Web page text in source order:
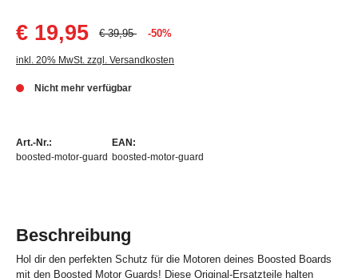
€ 19,95
€ 39,95 -50%
inkl. 20% MwSt. zzgl. Versandkosten
Nicht mehr verfügbar
Art.-Nr.:
boosted-motor-guard
EAN:
boosted-motor-guard
Beschreibung
Hol dir den perfekten Schutz für die Motoren deines Boosted Boards
mit den Boosted Motor Guards! Diese Original-Ersatzteile halten